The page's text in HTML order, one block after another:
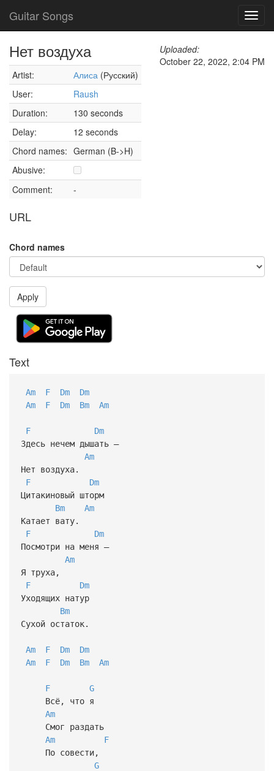
Guitar Songs
Нет воздуха
Artist: Алиса (Русский)
User:
Raush
Duration:
130 seconds
Delay:
12 seconds
Chord names: German (B->H)
Abusive:
Comment:
-
URL
Uploaded:
October 22, 2022, 2:04 PM
Chord names
Apply
Text
Am F Dm
Dm
Am
F Dm Bm Am
F
Dm
Здесь нечем дышать –
Am
Нет воздуха.
F
Dm
Цитакиновый шторм
Bm
Am
Катает вату.
F
Dm
Посмотри на меня –
Am
Я труха,
F
Dm
Уходящих натур
Bm
Сухой остаток.
Am F Dm
Dm
Am
F Dm Bm Am
F
G
Всё, что я
Am
Смог раздать
Am
F
По совести,
G